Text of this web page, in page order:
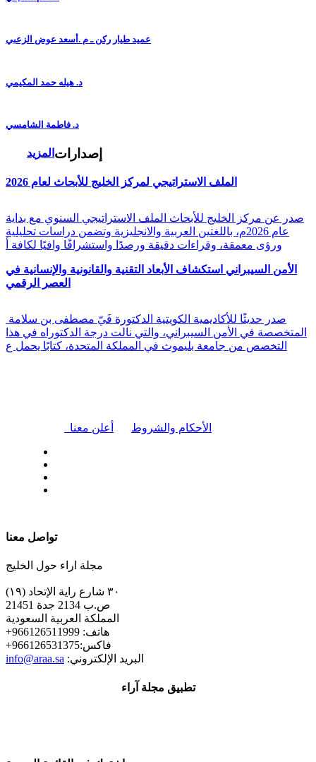
عميد طيار ركن ـ م .أسعد عوض الزعبي
د. هيله حمد المكيمي
د. فاطمة الشامسي
المزيد إصدارات
الملف الاستراتيجي لمركز الخليج للأبحاث لعام 2026
صدر عن مركز الخليج للأبحاث الملف الاستراتيجي السنوي مع بداية
عام 2026م، باللغتين العربية والانجليزية وتضمن دراسات تحليلية
ورؤى معمقة، وقراءات دقيقة ورصدًا واستشرافًا وافيًا لكافة أ
الأمن السيبراني استكشاف الأبعاد التقنية والقانونية والإنسانية في
العصر الرقمي
المتخصصة في الأمن السيبراني، والتي نالت درجة الدكتوراه في هذا
التخصص من جامعة بليموث في المملكة المتحدة، كتابًا يحمل ع
أعلن معنا الأحكام والشروط
تواصل معنا
مجلة اراء حول الخليج
٣٠ شارع راية الإتحاد (١٩)
ص.ب 2134 جدة 21451
المملكة العربية السعودية
+هاتف: 966126511999
+فاكس:966126531375
info@araa.sa :البريد الإلكتروني
تطبيق مجلة آراء